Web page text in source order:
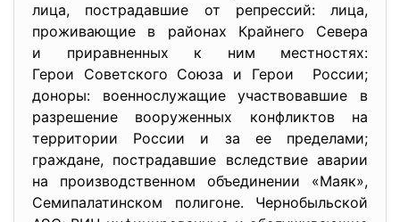
лица, пострадавшие от репрессий: лица,
проживающие в районах Крайнего Севера
и приравненных к ним местностях:
Герои Советского Союза и Герои России;
доноры: военнослужащие участвовавшие в
разрешение вооруженных конфликтов на
территории России и за ее пределами;
граждане, пострадавшие вследствие аварии
на производственном объединении «Маяк»,
Семипалатинском полигоне. Чернобыльской